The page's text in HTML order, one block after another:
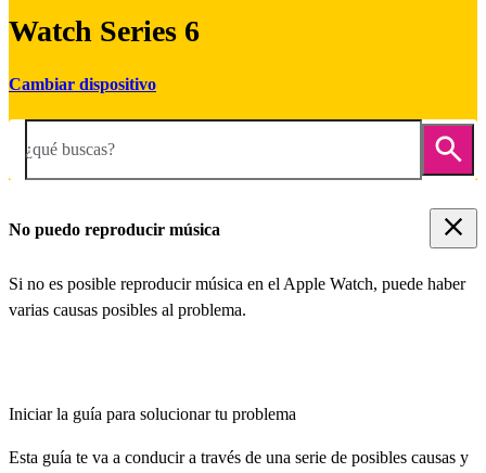
Watch Series 6
Cambiar dispositivo
¿qué buscas?
No puedo reproducir música
Si no es posible reproducir música en el Apple Watch, puede haber
varias causas posibles al problema.
Iniciar la guía para solucionar tu problema
Esta guía te va a conducir a través de una serie de posibles causas y